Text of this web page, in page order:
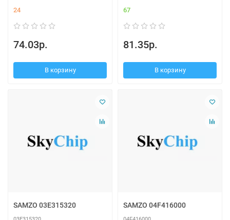
24
74.03р.
В корзину
67
81.35р.
В корзину
SAMZO 03E315320 SAMZO 04F416000